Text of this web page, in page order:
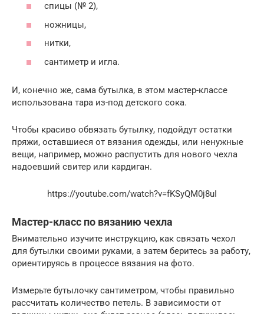
спицы (№ 2),
ножницы,
нитки,
сантиметр и игла.
И, конечно же, сама бутылка, в этом мастер-классе
использована тара из-под детского сока.
Чтобы красиво обвязать бутылку, подойдут остатки
пряжи, оставшиеся от вязания одежды, или ненужные
вещи, например, можно распустить для нового чехла
надоевший свитер или кардиган.
https://youtube.com/watch?v=fKSyQM0j8uI
Мастер-класс по вязанию чехла
Внимательно изучите инструкцию, как связать чехол
для бутылки своими руками, а затем беритесь за работу,
ориентируясь в процессе вязания на фото.
Измерьте бутылочку сантиметром, чтобы правильно
рассчитать количество петель. В зависимости от